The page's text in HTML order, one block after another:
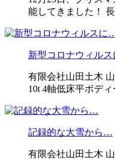
能してきました！
新型コロナウィル
有限会社山田土木
10t 4軸低床平ボデ
記録的な大雪から…
有限会社山田土木